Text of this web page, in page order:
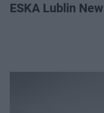
ESKA Lublin